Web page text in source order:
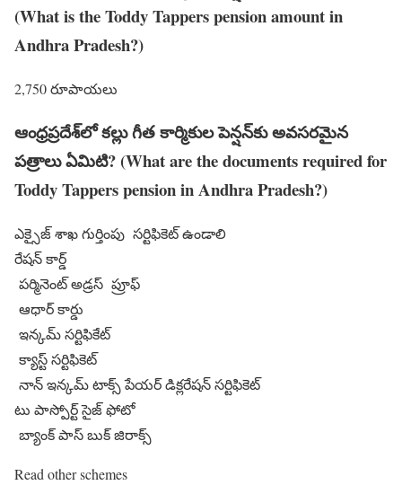
(What is the Toddy Tappers pension amount in
Andhra Pradesh?)
2,750 రూపాయలు
ఆంధ్రప్రదేశ్‌లో కల్లు గీత కార్మికుల పెన్షన్‌కు అవసరమైన
పత్రాలు ఏమిటి? (What are the documents required for
Toddy Tappers pension in Andhra Pradesh?)
ఎక్సైజ్ శాఖ గుర్తింపు సర్టిఫికెట్ ఉండాలి
రేషన్ కార్డ్
పర్మినెంట్ అడ్రస్ ప్రూఫ్
ఆధార్ కార్డు
ఇన్కమ్ సర్టిఫికేట్
క్యాస్ట్ సర్టిఫికెట్
నాన్ ఇన్కమ్ టాక్స్ పేయర్ డిక్లరేషన్ సర్టిఫికెట్
టు పాస్పోర్ట్ సైజ్ ఫోటో
బ్యాంక్ పాస్ బుక్ జిరాక్స్
Read other schemes